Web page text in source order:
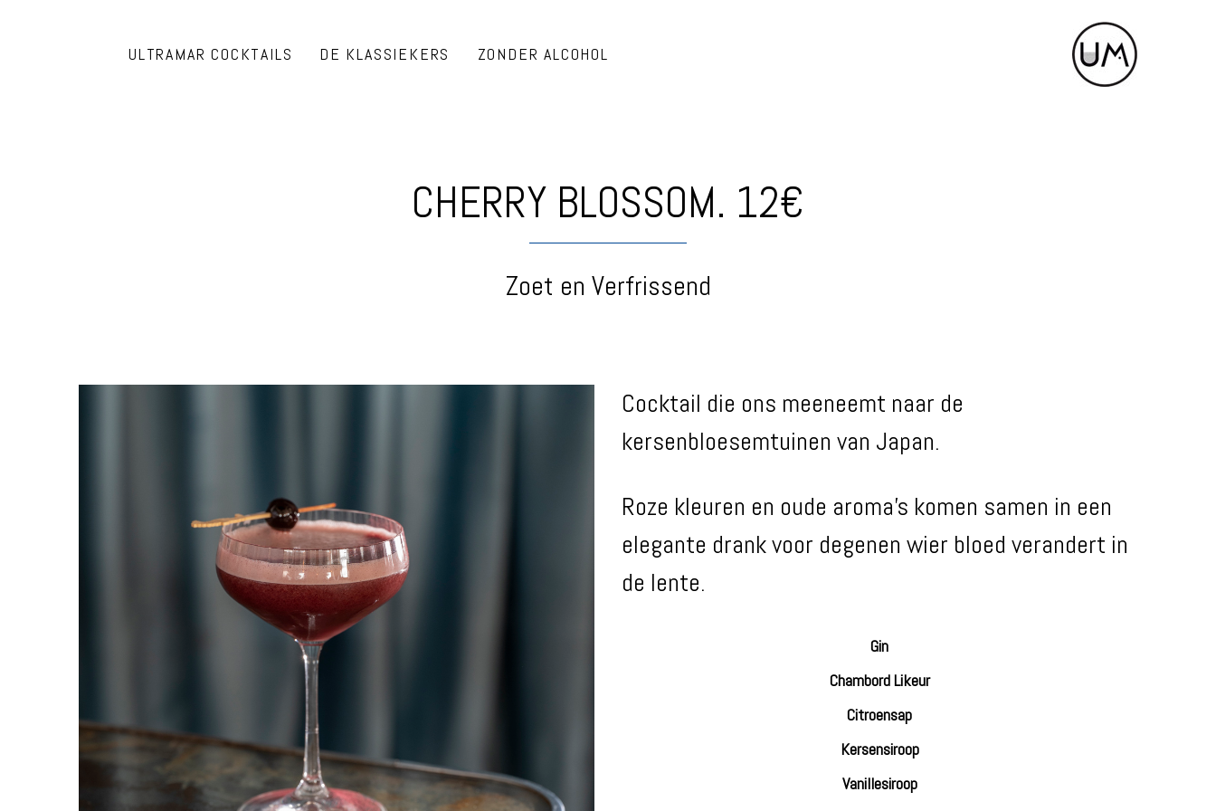
ULTRAMAR COCKTAILS DE KLASSIEKERS ZONDER ALCOHOL
CHERRY BLOSSOM. 12€
Zoet en Verfrissend
Cocktail die ons meeneemt naar de
kersenbloesemtuinen van Japan.
Roze kleuren en oude aroma’s komen samen in een
elegante drank voor degenen wier bloed verandert in
de lente.
Gin
Chambord Likeur
Citroensap
Kersensiroop
Vanillesiroop